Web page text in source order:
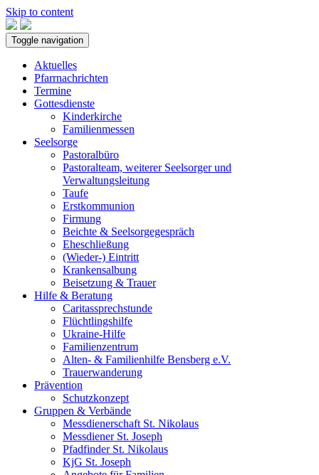
Skip to content
Toggle navigation
Aktuelles
Pfarrnachrichten
Termine
Gottesdienste
Kinderkirche
Familienmessen
Seelsorge
Pastoralbüro
Pastoralteam, weiterer Seelsorger und
Verwaltungsleitung
Taufe
Erstkommunion
Firmung
Beichte & Seelsorgegespräch
Eheschließung
(Wieder-) Eintritt
Krankensalbung
Beisetzung & Trauer
Hilfe & Beratung
Caritassprechstunde
Flüchtlingshilfe
Ukraine-Hilfe
Familienzentrum
Alten- & Familienhilfe Bensberg e.V.
Trauerwanderung
Prävention
Schutzkonzept
Gruppen & Verbände
Messdienerschaft St. Nikolaus
Messdiener St. Joseph
Pfadfinder St. Nikolaus
KjG St. Joseph